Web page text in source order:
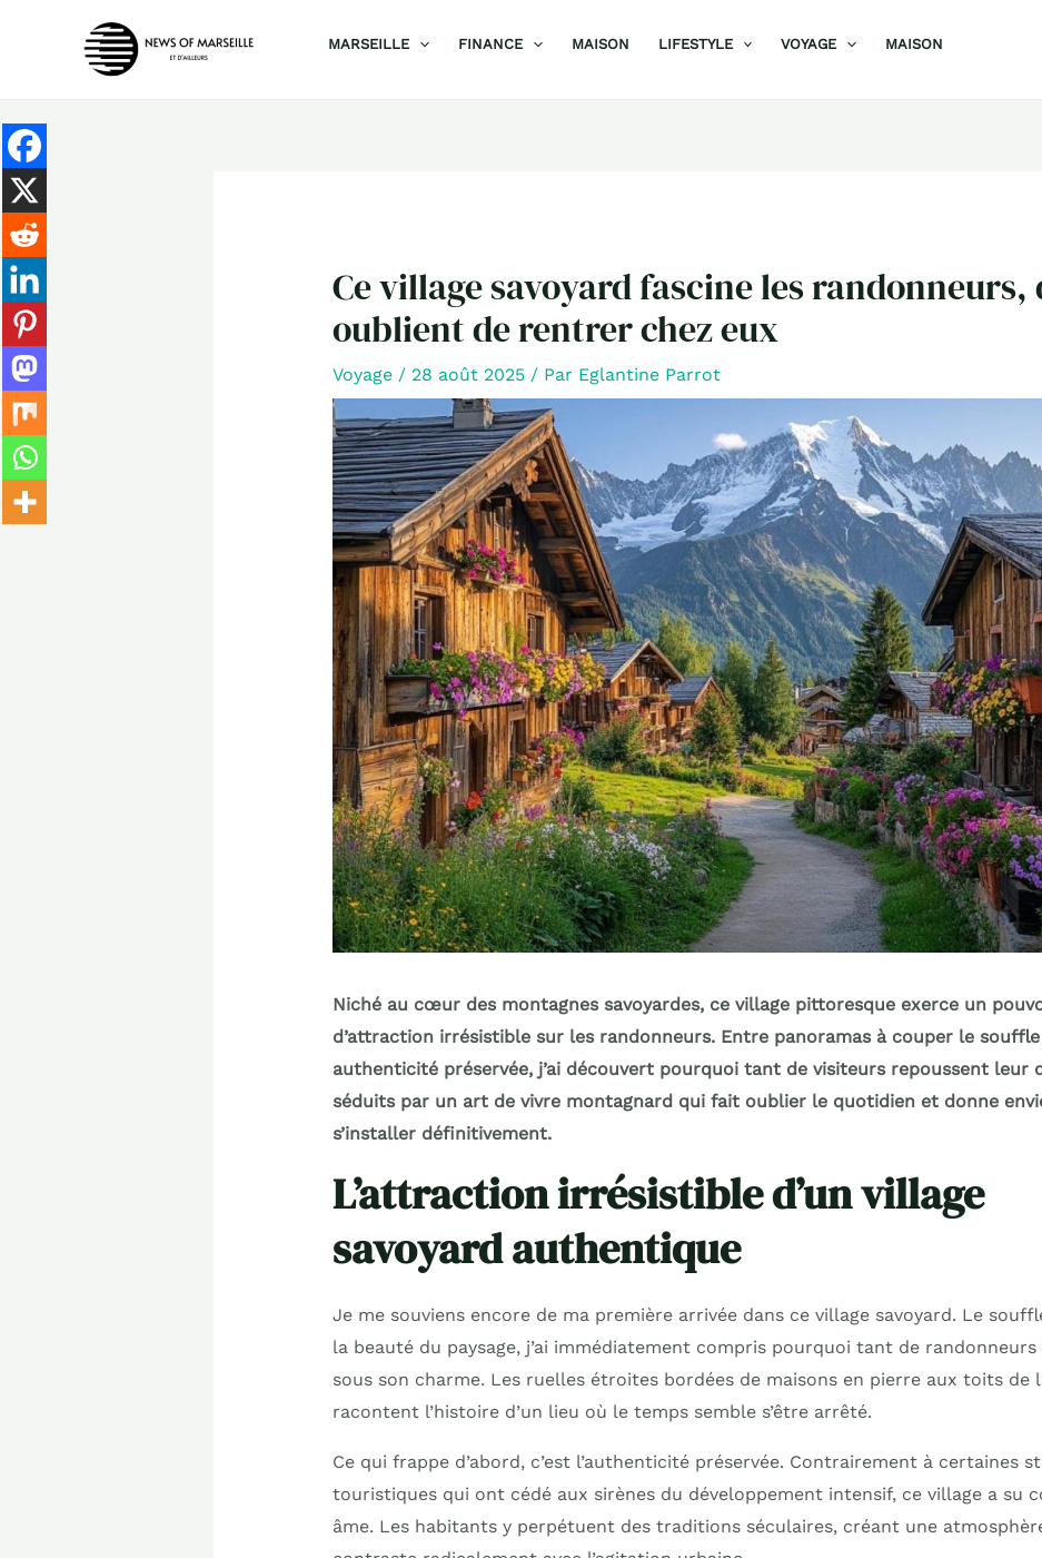
MARSEILLE FINANCE MAISON LIFESTYLE VOYAGE MAISON
Ce village savoyard fascine les randonneurs,
oublient de rentrer chez eux
Voyage/ 28 août 2025 / Par Eglantine Parrot
Niché au cœur des montagnes savoyardes, ce village pittoresque exerce un
d’attraction irrésistible sur les randonneurs. Entre panoramas à couper le
authenticité préservée, j’ai découvert pourquoi tant de visiteurs repoussent leur
séduits par un art de vivre montagnard qui fait oublier le quotidien et donne
s’installer définitivement.
L’attraction irrésistible d’un village
savoyard authentique
Je me souviens encore de ma première arrivée dans ce village savoyard. Le
la beauté du paysage, j’ai immédiatement compris pourquoi tant de
sous son charme. Les ruelles étroites bordées de maisons en pierre aux toits de
racontent l’histoire d’un lieu où le temps semble s’être arrêté.
Ce qui frappe d’abord, c’est l’authenticité préservée. Contrairement à certaines
touristiques qui ont cédé aux sirènes du développement intensif, ce village a su
âme. Les habitants y perpétuent des traditions séculaires, créant une